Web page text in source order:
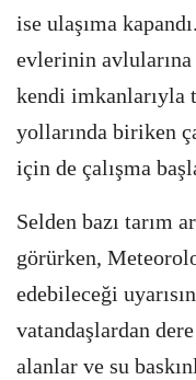
ise ulaşıma
evlerinin avlularına
kendi imkanlarıyla
yollarında biriken
için de çalışma
Selden bazı tarım
görürken,
edebileceği
vatandaşlardan
alanlar ve su